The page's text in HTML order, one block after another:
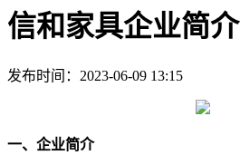
信和家具企业简介
发布时间： 2023-06-09 13:15
一、企业简介